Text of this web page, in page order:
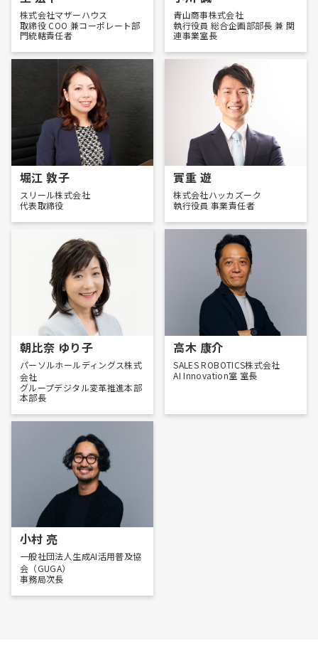
株式会社マザーハウス
取締役 COO 兼コーポレート部
門統轄責任者
青山商事株式会社
執行役員 総合企画部部長 兼 関
連事業室長
堀江 敦子
スリール株式会社
代表取締役
實重 遊
株式会社ハッカズーク
執行役員 事業責任者
朝比奈 ゆり子
パーソルホールディングス株式
会社
グループデジタル変革推進本部
本部長
高木 康介
SALES ROBOTICS株式会社
AI Innovation室 室長
小村 亮
一般社団法人生成AI活用普及協
会（GUGA）
事務局次長